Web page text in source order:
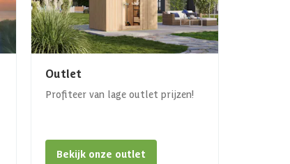
Outlet
Profiteer van lage outlet prijzen!
Bekijk onze outlet